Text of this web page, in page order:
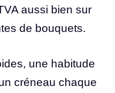
aussi bien sur
de bouquets.
une habitude
créneau chaque